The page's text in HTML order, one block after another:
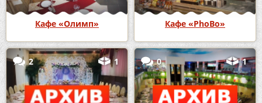
Кафе «Олимп» Кафе «PhoBo»
2 1 0 1